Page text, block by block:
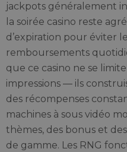
jackpots généralement
la soirée casino reste
d’expiration pour éviter
remboursements
que ce casino ne se
impressions — ils
des récompenses
machines à sous vidéo
thèmes, des bonus et
de gamme. Les RNG